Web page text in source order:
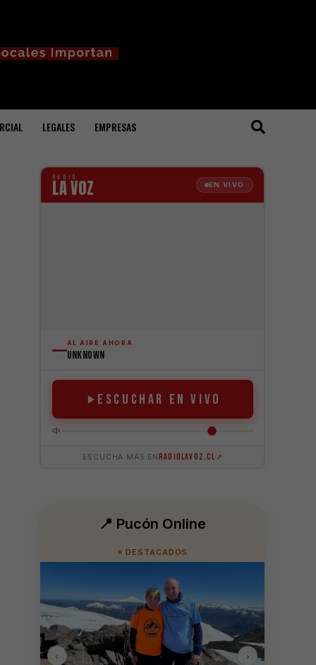
LEGALES EMPRESAS
📍 Pucón Online
⭐ DESTACADOS
‹ ›